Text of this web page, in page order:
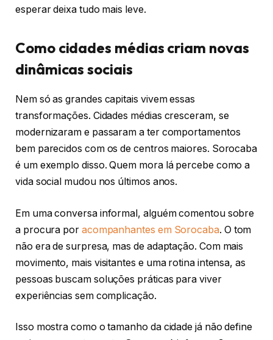
esperar deixa tudo mais leve.
Como cidades médias criam novas
dinâmicas sociais
Nem só as grandes capitais vivem essas
transformações. Cidades médias cresceram, se
modernizaram e passaram a ter comportamentos
bem parecidos com os de centros maiores. Sorocaba
é um exemplo disso. Quem mora lá percebe como a
vida social mudou nos últimos anos.
Em uma conversa informal, alguém comentou sobre
a procura por acompanhantes em Sorocaba. O tom
não era de surpresa, mas de adaptação. Com mais
movimento, mais visitantes e uma rotina intensa, as
pessoas buscam soluções práticas para viver
experiências sem complicação.
Isso mostra como o tamanho da cidade já não define